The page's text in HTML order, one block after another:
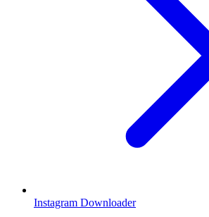
Instagram Downloader